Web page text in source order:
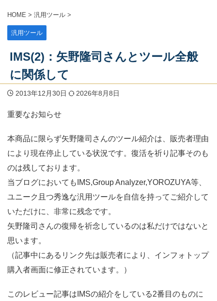
HOME > 汎用ツール >
汎用ツール
IMS(2)：矢野隆司さんとツール全般
に関係して
2013年12月30日 2026年8月8日
重要なお知らせ
本商品に限らず矢野隆司さんのツール紹介は、販売者理由
により現在停止している状況です。復活を祈り記事そのも
のは残しております。
当ブログにおいてもIMS,Group Analyzer,YOROZUYA等、
ユニーク且つ秀逸な汎用ツールを自信を持ってご紹介して
いただけに、非常に残念です。
矢野隆司さんの復帰を祈念しているのは私だけではないと
思います。
（記事中にあるリンク先は販売者により、インフォトップ
購入者画面に修正されています。）
このレビュー記事はIMSの紹介をしている2番目のものに